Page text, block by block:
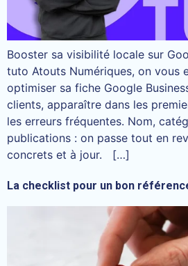
Booster sa visibilité locale sur
tuto Atouts Numériques, on vous
optimiser sa fiche Google
clients, apparaître dans les
les erreurs fréquentes. Nom,
publications : on passe tout en
concrets et à jour. […]
La checklist pour un bon